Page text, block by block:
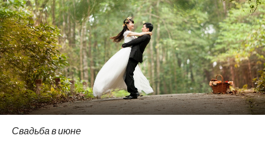
Свадьба в июне